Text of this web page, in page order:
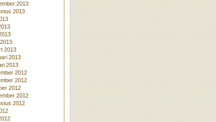
2013
2013
2013
2013
2013
2012
2012
2012
2012
2012